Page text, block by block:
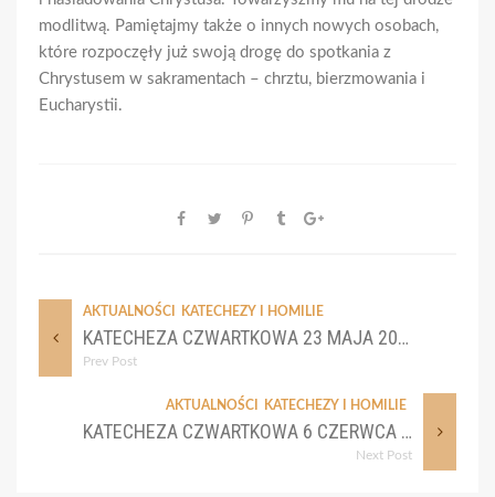
modlitwą. Pamiętajmy także o innych nowych osobach,
które rozpoczęły już swoją drogę do spotkania z
Chrystusem w sakramentach – chrztu, bierzmowania i
Eucharystii.
AKTUALNOŚCI KATECHEZY I HOMILIE
KATECHEZA CZWARTKOWA 23 MAJA 2024
Prev Post
AKTUALNOŚCI KATECHEZY I HOMILIE
KATECHEZA CZWARTKOWA 6 CZERWCA 2024
Next Post